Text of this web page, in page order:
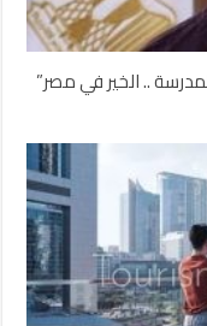
.. الخير في مصر”